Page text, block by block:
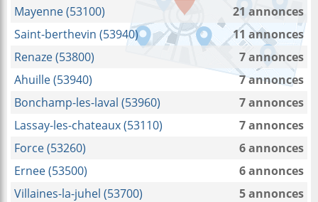
Mayenne (53100)
21 annonces
Saint-berthevin (53940)
11 annonces
Renaze (53800)
7 annonces
Ahuille (53940)
7 annonces
Bonchamp-les-laval (53960)
7 annonces
Lassay-les-chateaux (53110)
7 annonces
Force (53260)
6 annonces
Ernee (53500)
6 annonces
Villaines-la-juhel (53700)
5 annonces